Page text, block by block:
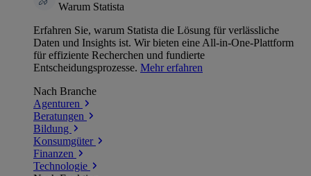
Warum Statista
Erfahren Sie, warum Statista die Lösung für verlässliche
Daten und Insights ist. Wir bieten eine All-in-One-Plattform
für effiziente Recherchen und fundierte
Entscheidungsprozesse. Mehr erfahren
Nach Branche
Agenturen
Beratungen
Bildung
Konsumgüter
Finanzen
Technologie